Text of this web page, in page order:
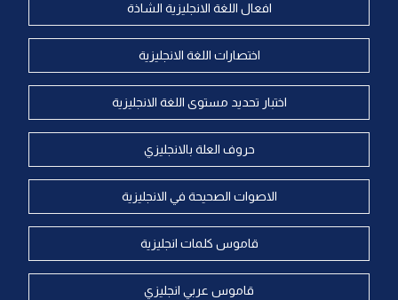
افعال اللغة الانجليزية الشاذة
اختصارات اللغة الانجليزية
اختبار تحديد مستوى اللغة الانجليزية
حروف العلة بالانجليزي
الاصوات الصحيحة في الانجليزية
قاموس كلمات انجليزية
قاموس عربي انجليزي